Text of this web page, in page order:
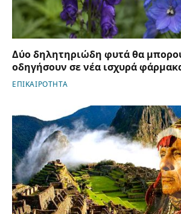
Δύο δηλητηριώδη φυτά θα
οδηγήσουν σε νέα ισχυρά
ΕΠΙΚΑΙΡΟΤΗΤΑ